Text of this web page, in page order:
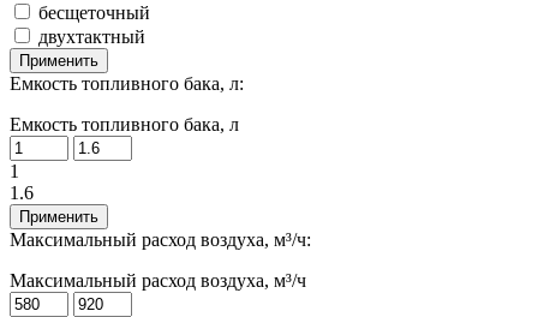
бесщеточный
двухтактный
Применить
Емкость топливного бака, л:
Емкость топливного бака, л
1
1.6
Применить
Максимальный расход воздуха, м³/ч:
Максимальный расход воздуха, м³/ч